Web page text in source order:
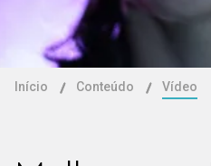
Início Conteúdo Vídeo